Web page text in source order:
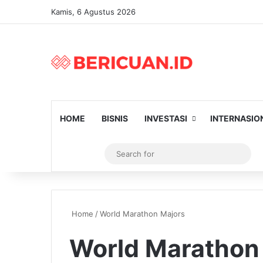
Kamis, 6 Agustus 2026
HOME BISNIS INVESTASI
Artikel Random
Switch skin
for
Home /World Marathon Majors
World